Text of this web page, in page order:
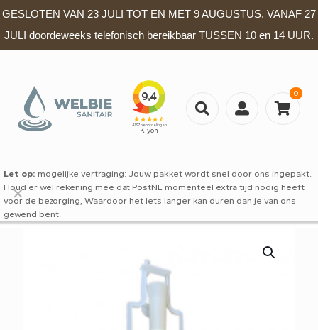
GESLOTEN VAN 23 JULI TOT EN MET 9 AUGUSTUS. VANAF 27
JULI doordeweeks telefonisch bereikbaar TUSSEN 10 en 14 UUR.
0
Let op: mogelijke vertraging: Jouw pakket wordt snel door ons ingepakt.
Houd er wel rekening mee dat PostNL momenteel extra tijd nodig heeft
voor de bezorging, Waardoor het iets langer kan duren dan je van ons
gewend bent.
✕